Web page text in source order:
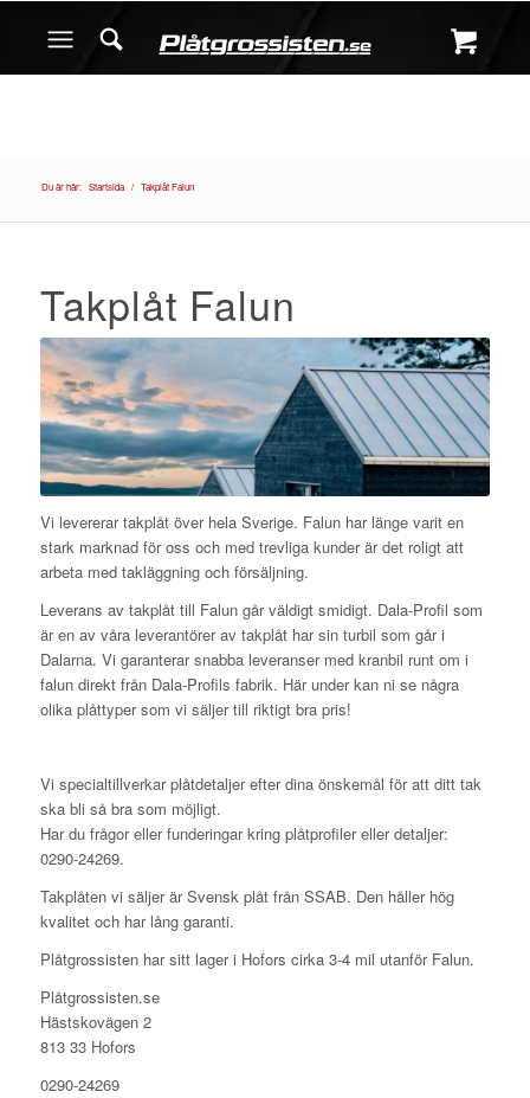
Du är här: Startsida / Takplåt Falun
Takplåt Falun
Vi levererar takplåt över hela Sverige. Falun har länge varit en
stark marknad för oss och med trevliga kunder är det roligt att
arbeta med takläggning och försäljning.
Leverans av takplåt till Falun går väldigt smidigt. Dala-Profil som
är en av våra leverantörer av takplåt har sin turbil som går i
Dalarna. Vi garanterar snabba leveranser med kranbil runt om i
falun direkt från Dala-Profils fabrik. Här under kan ni se några
olika plåttyper som vi säljer till riktigt bra pris!
Vi specialtillverkar plåtdetaljer efter dina önskemål för att ditt tak
ska bli så bra som möjligt.
Har du frågor eller funderingar kring plåtprofiler eller detaljer:
0290-24269.
Takplåten vi säljer är Svensk plåt från SSAB. Den håller hög
kvalitet och har lång garanti.
Plåtgrossisten har sitt lager i Hofors cirka 3-4 mil utanför Falun.
Plåtgrossisten.se
Hästskovägen 2
813 33 Hofors
0290-24269